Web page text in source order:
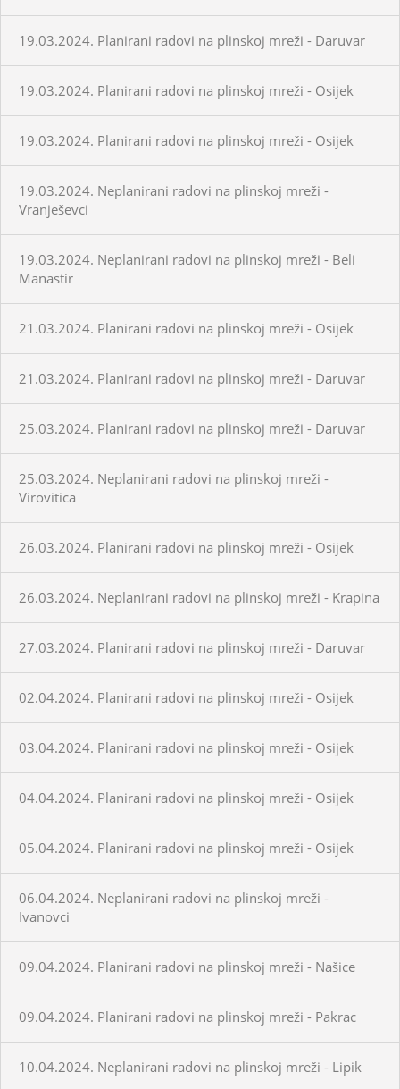
19.03.2024. Planirani radovi na plinskoj mreži - Daruvar
19.03.2024. Planirani radovi na plinskoj mreži - Osijek
19.03.2024. Planirani radovi na plinskoj mreži - Osijek
19.03.2024. Neplanirani radovi na plinskoj mreži -
Vranješevci
19.03.2024. Neplanirani radovi na plinskoj mreži - Beli
Manastir
21.03.2024. Planirani radovi na plinskoj mreži - Osijek
21.03.2024. Planirani radovi na plinskoj mreži - Daruvar
25.03.2024. Planirani radovi na plinskoj mreži - Daruvar
25.03.2024. Neplanirani radovi na plinskoj mreži -
Virovitica
26.03.2024. Planirani radovi na plinskoj mreži - Osijek
26.03.2024. Neplanirani radovi na plinskoj mreži - Krapina
27.03.2024. Planirani radovi na plinskoj mreži - Daruvar
02.04.2024. Planirani radovi na plinskoj mreži - Osijek
03.04.2024. Planirani radovi na plinskoj mreži - Osijek
04.04.2024. Planirani radovi na plinskoj mreži - Osijek
05.04.2024. Planirani radovi na plinskoj mreži - Osijek
06.04.2024. Neplanirani radovi na plinskoj mreži -
Ivanovci
09.04.2024. Planirani radovi na plinskoj mreži - Našice
09.04.2024. Planirani radovi na plinskoj mreži - Pakrac
10.04.2024. Neplanirani radovi na plinskoj mreži - Lipik